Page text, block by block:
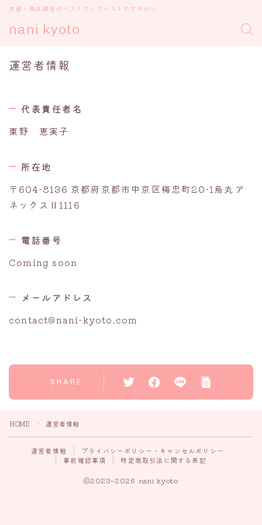
nani kyoto
京都・烏丸御池のバストアップバストケアサロン
運営者情報
代表責任者名
東野 恵実子
所在地
〒604-8136 京都府京都市中京区梅忠町20-1烏丸ア
ネックスⅡ1116
電話番号
Coming soon
メールアドレス
contact@nani-kyoto.com
SHARE
HOME ＞ 運営者情報
運営者情報
プライバシーポリシー・キャンセルポリシー
事前確認事項
特定商取引法に関する表記
2023–2026 nani kyoto